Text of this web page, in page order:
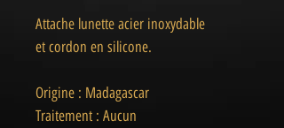
Attache lunette acier inoxydable
et cordon en silicone.
Origine : Madagascar
Traitement : Aucun